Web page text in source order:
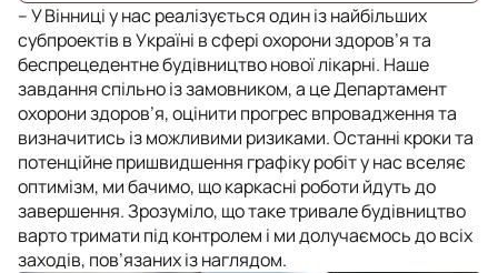
– У Вінниці у нас реалізується один із найбільших
субпроектів в Україні в сфері охорони здоров’я та
беспрецедентне будівництво нової лікарні. Наше
завдання спільно із замовником, а це Департамент
охорони здоров’я, оцінити прогрес впровадження та
визначитись із можливими ризиками. Останні кроки та
потенційне пришвидшення графіку робіт у нас вселяє
оптимізм, ми бачимо, що каркасні роботи йдуть до
завершення. Зрозуміло, що таке тривале будівництво
варто тримати під контролем і ми долучаємось до всіх
заходів, пов’язаних із наглядом.